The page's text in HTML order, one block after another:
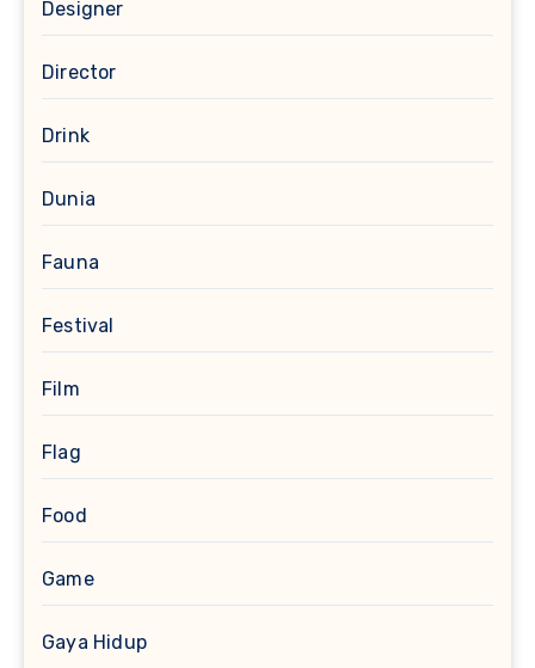
Designer
Director
Drink
Dunia
Fauna
Festival
Film
Flag
Food
Game
Gaya Hidup